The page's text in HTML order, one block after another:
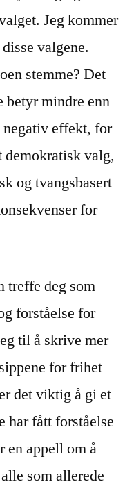
Jeg kommer
valgene.
stemme? Det
betyr mindre enn
effekt, for
demokratisk valg,
og tvangsbasert
for
treffe deg som
forståelse for
til å skrive mer
for frihet
det viktig å gi et
har fått forståelse
en appell om å
som allerede